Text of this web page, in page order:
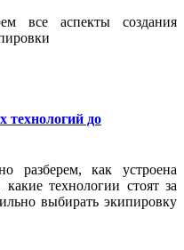
все аспекты создания
технологий до
разберем, как устроена
технологии стоят за
выбирать экипировку